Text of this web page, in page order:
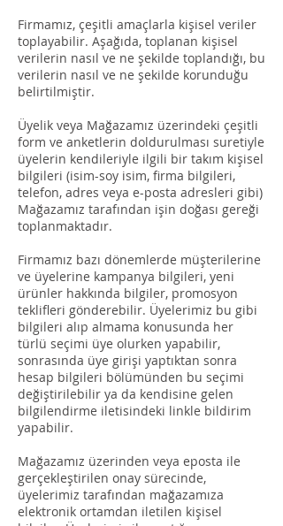
Firmamız, çeşitli amaçlarla kişisel veriler
toplayabilir. Aşağıda, toplanan kişisel
verilerin nasıl ve ne şekilde toplandığı, bu
verilerin nasıl ve ne şekilde korunduğu
belirtilmiştir.
Üyelik veya Mağazamız üzerindeki çeşitli
form ve anketlerin doldurulması suretiyle
üyelerin kendileriyle ilgili bir takım kişisel
bilgileri (isim-soy isim, firma bilgileri,
telefon, adres veya e-posta adresleri gibi)
Mağazamız tarafından işin doğası gereği
toplanmaktadır.
Firmamız bazı dönemlerde müşterilerine
ve üyelerine kampanya bilgileri, yeni
ürünler hakkında bilgiler, promosyon
teklifleri gönderebilir. Üyelerimiz bu gibi
bilgileri alıp almama konusunda her
türlü seçimi üye olurken yapabilir,
sonrasında üye girişi yaptıktan sonra
hesap bilgileri bölümünden bu seçimi
değiştirilebilir ya da kendisine gelen
bilgilendirme iletisindeki linkle bildirim
yapabilir.
Mağazamız üzerinden veya eposta ile
gerçekleştirilen onay sürecinde,
üyelerimiz tarafından mağazamıza
elektronik ortamdan iletilen kişisel